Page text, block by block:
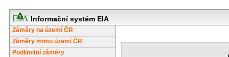
Informační systém EIA
Záměry na území ČR
Záměry mimo území ČR
Podlimitní záměry